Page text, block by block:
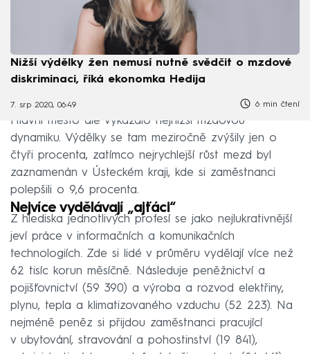
Nižší výdělky žen nemusí nutně svědčit o mzdové
diskriminaci, říká ekonomka Hedija
7. srp 2020, 06:49 6 min čtení
Hlavní město ale vykázalo nejnižší mzdovou
dynamiku. Výdělky se tam meziročně zvýšily jen o
čtyři procenta, zatímco nejrychlejší růst mezd byl
zaznamenán v Ústeckém kraji, kde si zaměstnanci
polepšili o 9,6 procenta.
Nejvíce vydělávají „ajťáci“
Z hlediska jednotlivých profesí se jako nejlukrativnější
jeví práce v informačních a komunikačních
technologiích. Zde si lidé v průměru vydělají více než
62 tisíc korun měsíčně. Následuje peněžnictví a
pojišťovnictví (59 390) a výroba a rozvod elektřiny,
plynu, tepla a klimatizovaného vzduchu (52 223). Na
nejméně peněz si přijdou zaměstnanci pracující
v ubytování, stravování a pohostinství (19 841),